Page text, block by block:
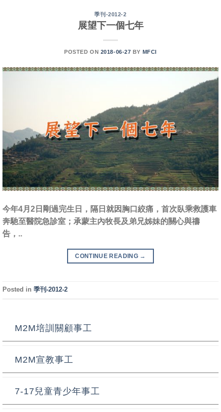
季刊-2012-2
展望下一個七年
POSTED ON 2018-06-27 BY MFCI
今年4月2日剛過完生日，隔日就因胸口絞痛，首次臥乘救護車
奔馳至醫院急診室；承蒙主內牧長及弟兄姊妹的關心與禱
告，..
CONTINUE READING →
Posted in 季刊-2012-2
M2M培訓關顧事工
M2M宣教事工
7-17兒童青少年事工